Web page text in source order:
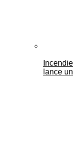
lance